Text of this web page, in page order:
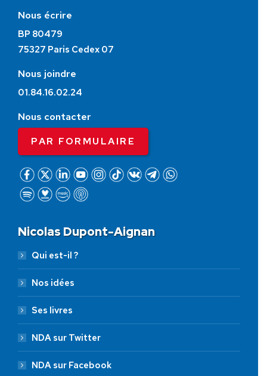
Nous écrire
BP 80479
75327 Paris Cedex 07
Nous joindre
01.84.16.02.24
Nous contacter
PAR FORMULAIRE
Nicolas Dupont-Aignan
Qui est-il ?
Nos idées
Ses livres
NDA sur Twitter
NDA sur Facebook